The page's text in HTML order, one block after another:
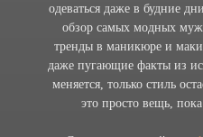
одеваться даже в будние
обзор самых модных
тренды в маникюре и
даже пугающие факты из
меняется, только стиль
это просто вещь, пока